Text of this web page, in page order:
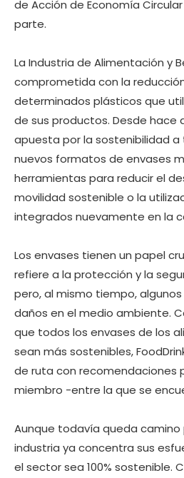
de Acción de Economía
parte.
La Industria de Alimentación y
comprometida con la
determinados plásticos que
de sus productos. Desde hace
apuesta por la sostenibilidad
nuevos formatos de envases
herramientas para reducir el
movilidad sostenible o la
integrados nuevamente en la
Los envases tienen un papel
refiere a la protección y la
pero, al mismo tiempo,
daños en el medio ambiente.
que todos los envases de los
sean más sostenibles,
de ruta con recomendaciones
miembro -entre la que se
Aunque todavía queda camino
industria ya concentra sus
el sector sea 100% sostenible.